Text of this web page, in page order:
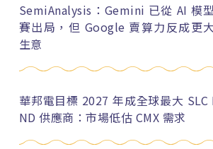
SemiAnalysis：Gemini 已從 AI 模
賽出局，但 Google 賣算力反成更
生意
華邦電目標 2027 年成全球最大 SLC
ND 供應商：市場低估 CMX 需求